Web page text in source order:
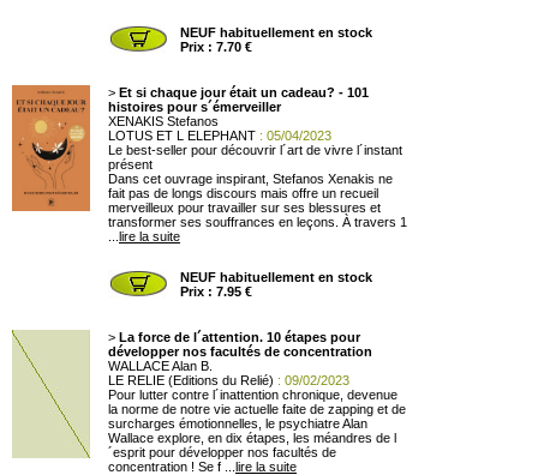
NEUF habituellement en stock
Prix : 7.70 €
> Et si chaque jour était un cadeau? - 101
histoires pour s´émerveiller
XENAKIS Stefanos
LOTUS ET L ELEPHANT : 05/04/2023
Le best-seller pour découvrir l´art de vivre l´instant
présent
Dans cet ouvrage inspirant, Stefanos Xenakis ne
fait pas de longs discours mais offre un recueil
merveilleux pour travailler sur ses blessures et
transformer ses souffrances en leçons. À travers 1
lire la suite
NEUF habituellement en stock
Prix : 7.95 €
> La force de l´attention. 10 étapes pour
développer nos facultés de concentration
WALLACE Alan B.
LE RELIE (Editions du Relié) : 09/02/2023
Pour lutter contre l´inattention chronique, devenue
la norme de notre vie actuelle faite de zapping et de
surcharges émotionnelles, le psychiatre Alan
Wallace explore, en dix étapes, les méandres de l
´esprit pour développer nos facultés de
concentration ! Se f ... lire la suite